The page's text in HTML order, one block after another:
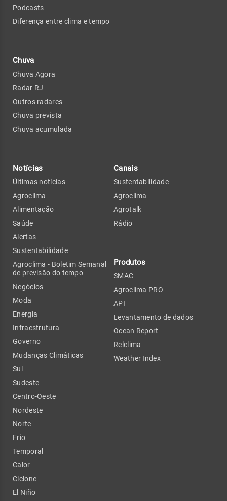
Podcasts
Diferença entre clima e tempo
Chuva
Chuva Agora
Radar RJ
Outros radares
Chuva prevista
Chuva acumulada
Notícias
Últimas notícias
Agroclima
Alimentação
Saúde
Alertas
Sustentabilidade
Agroclima - Boletim Semanal
de previsão do tempo
Negócios
Moda
Energia
Infraestrutura
Governo
Mudanças Climáticas
Sul
Sudeste
Centro-Oeste
Nordeste
Norte
Frio
Temporal
Calor
Ciclone
El Niño
Canais
Sustentabilidade
Agroclima
Agrotalk
Rádio
Produtos
SMAC
Agroclima PRO
API
Levantamento de dados
Ocean Report
Relclima
Weather Index